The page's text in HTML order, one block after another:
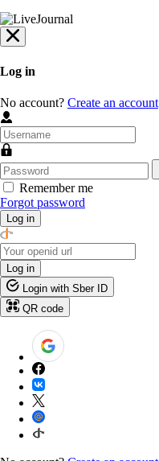
Log in
No account? Create an account
Remember me
Forgot password
Log in
Log in
Login with Sber ID
QR code